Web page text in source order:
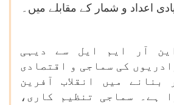
آر ایم ایل سے دیہی
کی سماجی و اقتصادی
بنانے میں انقلاب آفرین
ہے۔ سماجی تنظیم کاری،